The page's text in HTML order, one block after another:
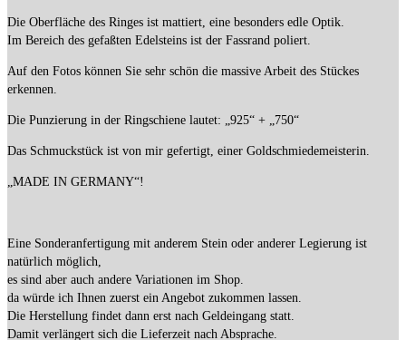
Die Oberfläche des Ringes ist mattiert, eine besonders edle Optik.
Im Bereich des gefaßten Edelsteins ist der Fassrand poliert.
Auf den Fotos können Sie sehr schön die massive Arbeit des Stückes
erkennen.
Die Punzierung in der Ringschiene lautet: „925“ + „750“
Das Schmuckstück ist von mir gefertigt, einer Goldschmiedemeisterin.
„MADE IN GERMANY“!
Eine Sonderanfertigung mit anderem Stein oder anderer Legierung ist
natürlich möglich,
es sind aber auch andere Variationen im Shop.
da würde ich Ihnen zuerst ein Angebot zukommen lassen.
Die Herstellung findet dann erst nach Geldeingang statt.
Damit verlängert sich die Lieferzeit nach Absprache.